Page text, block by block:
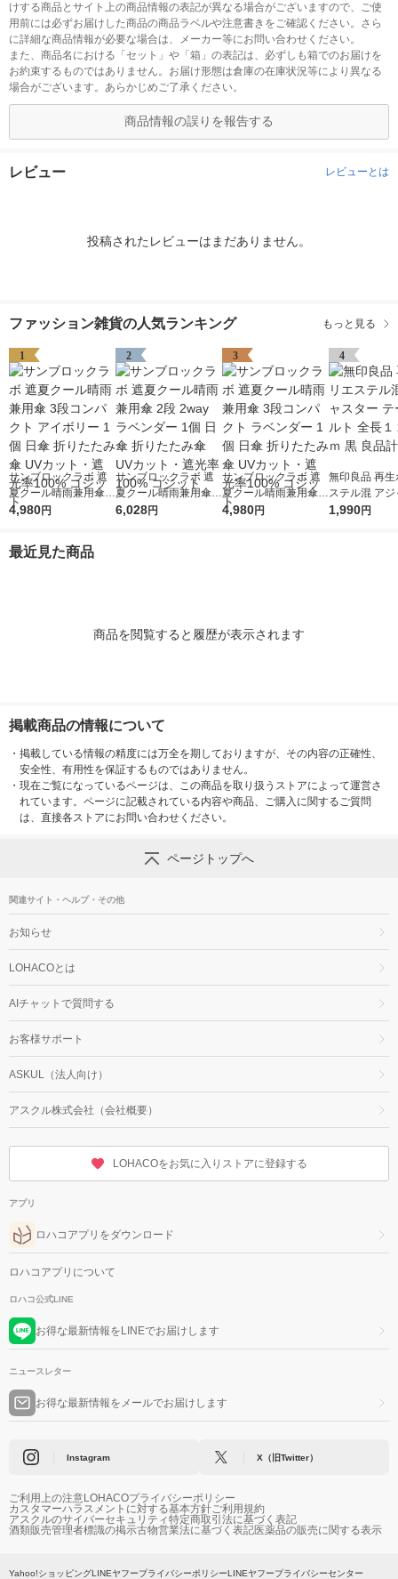
けする商品とサイト上の商品情報の表記が異なる場合がございますので、ご使
用前には必ずお届けした商品の商品ラベルや注意書きをご確認ください。さら
に詳細な商品情報が必要な場合は、メーカー等にお問い合わせください。
また、商品名における「セット」や「箱」の表記は、必ずしも箱でのお届けを
お約束するものではありません。お届け形態は倉庫の在庫状況等により異なる
場合がございます。あらかじめご了承ください。
商品情報の誤りを報告する
レビュー レビューとは
投稿されたレビューはまだありません。
ファッション雑貨の人気ランキング もっと見る
1
サンブロックラボ 遮
夏クール晴雨兼用傘 3
段コンパクト アイボ
光率100% コジット
4,980円
2
サンブロックラボ 遮
夏クール晴雨兼用傘 2
段 2way ラベンダー 1
6,028円
3
サンブロックラボ 遮
夏クール晴雨兼用傘 3
段コンパクト ラベン
4,980円
4
無印良品 再生
ステル混 ア
ー テープベ
1,990円
最近見た商品
商品を閲覧すると履歴が表示されます
掲載商品の情報について
・ 掲載している情報の精度には万全を期しておりますが、その内容の正確性、
安全性、有用性を保証するものではありません。
・ 現在ご覧になっているページは、この商品を取り扱うストアによって運営さ
れています。ページに記載されている内容や商品、ご購入に関するご質問
は、直接各ストアにお問い合わせください。
ページトップへ
関連サイト・ヘルプ・その他
お知らせ
LOHACOとは
AIチャットで質問する
お客様サポート
ASKUL（法人向け）
アスクル株式会社（会社概要）
LOHACOをお気に入りストアに登録する
アプリ
ロハコアプリをダウンロード
ロハコアプリについて
ロハコ公式LINE
お得な最新情報をLINEでお届けします
ニュースレター
お得な最新情報をメールでお届けします
Instagram X（旧Twitter）
ご利用上の注意LOHACOプライバシーポリシー
カスタマーハラスメントに対する基本方針ご利用規約
アスクルのサイバーセキュリティ特定商取引法に基づく表記
酒類販売管理者標識の掲示古物営業法に基づく表記医薬品の販売に関する表示
Yahoo!ショッピングLINEヤフープライバシーポリシーLINEヤフープライバシーセンター